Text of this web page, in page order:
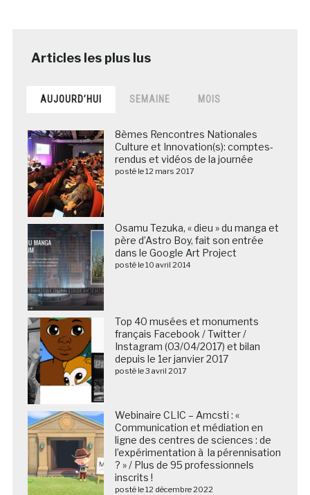
AUJOURD’HUI SEMAINE MOIS
8èmes Rencontres Nationales
Culture et Innovation(s): comptes-
rendus et vidéos de la journée
posté le 12 mars 2017
Osamu Tezuka, « dieu » du manga et
père d’Astro Boy, fait son entrée
dans le Google Art Project
posté le 10 avril 2014
Top 40 musées et monuments
français Facebook / Twitter /
Instagram (03/04/2017) et bilan
depuis le 1er janvier 2017
posté le 3 avril 2017
Webinaire CLIC – Amcsti : «
Communication et médiation en
ligne des centres de sciences : de
l’expérimentation à la pérennisation
? » / Plus de 95 professionnels
inscrits !
posté le 12 décembre 2022